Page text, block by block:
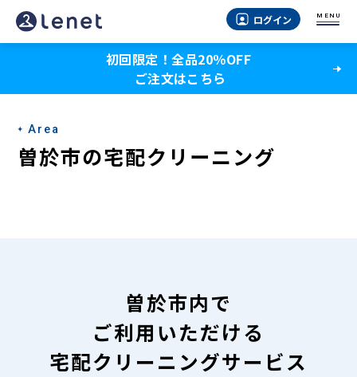
曽
於
の
宅
配
ログイン MENU
初回限定！全品20％OFF
ご注文はこちら
Area
曽於市の宅配クリーニング
曽於市内で
ご利用いただける
宅配クリーニングサービス